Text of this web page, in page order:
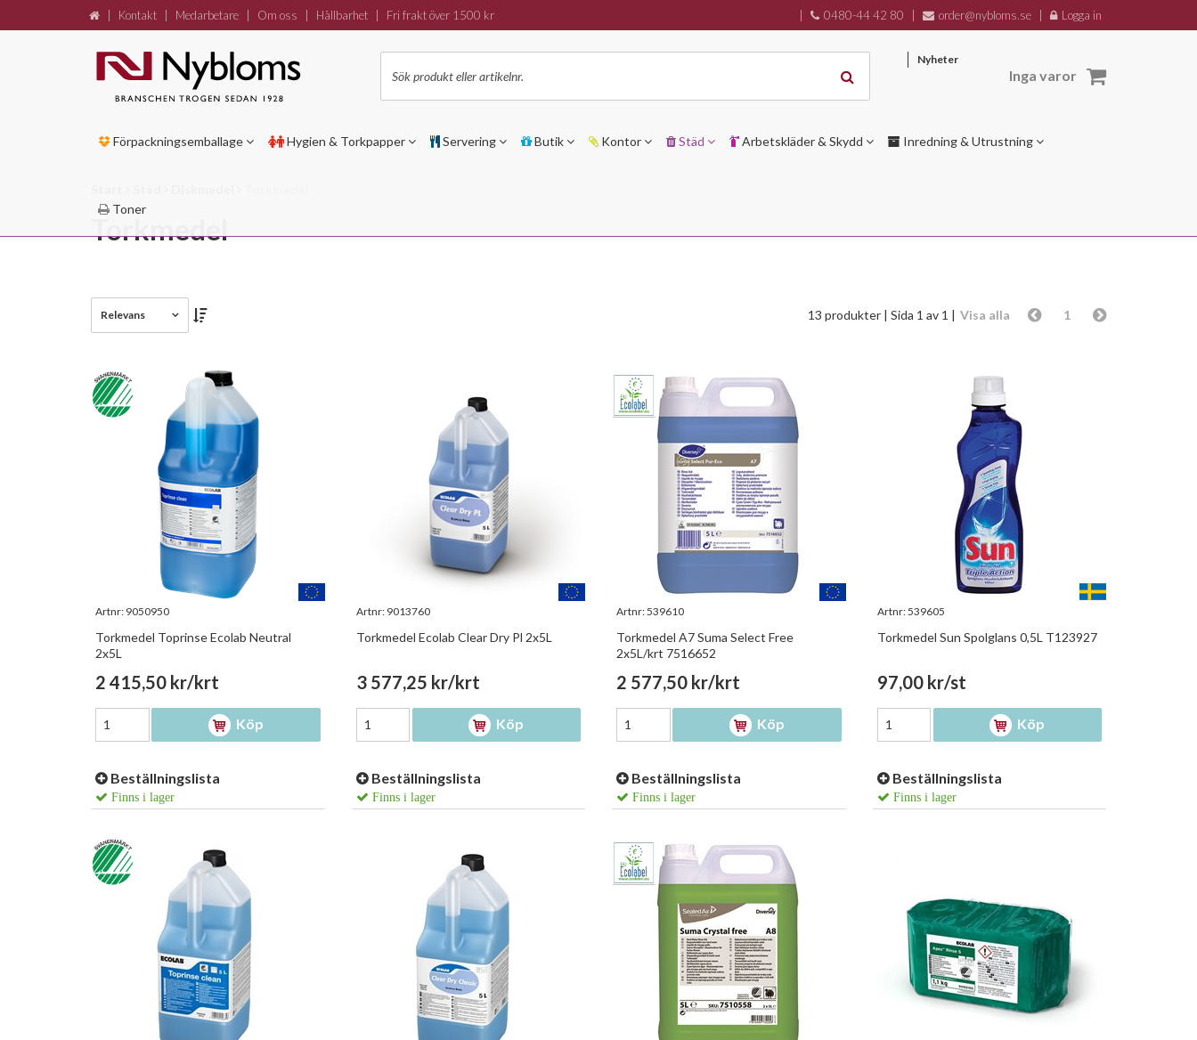
Torkmedel
Relevans 1
Visa alla
13 produkter | Sida 1 av 1 |
Artnr: 9050950
Torkmedel Toprinse Ecolab Neutral
2x5L
2 415,50 kr/krt
Köp
Beställningslista
Finns i lager
Artnr: 9013760
Torkmedel Ecolab Clear Dry Pl 2x5L
3 577,25 kr/krt
Köp
Beställningslista
Finns i lager
Artnr:539610
Torkmedel A7 Suma Select Free
2x5L/krt 7516652
2 577,50 kr/krt
Köp
Beställningslista
Finns i lager
Artnr:539605
Torkmedel Sun Spolglans 0,5L T123927
97,00 kr/st
Köp
Beställningslista
Finns i lager
Kontakt Medarbetare Om oss Hållbarhet Fri frakt över 1500 kr 0480-44 42 80 order@nybloms.se Logga in
Nyheter
Inga varor
Förpackningsemballage Hygien & Torkpapper Servering Butik Kontor Städ Arbetskläder & Skydd Inredning & Utrustning
Toner